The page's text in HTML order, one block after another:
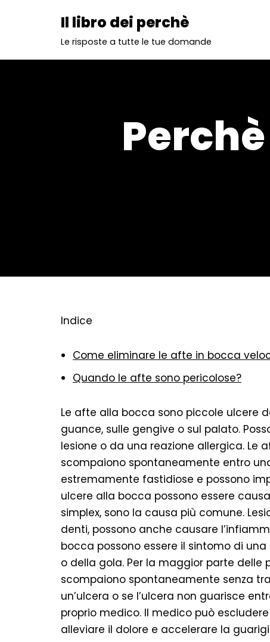
Il libro dei perchè
Le risposte a tutte le tue domande
Indice
Come eliminare le afte in bocca
Quando le afte sono pericolose?
Le afte alla bocca sono piccole ulcere
guance, sulle gengive o sul palato.
lesione o da una reazione allergica.
scompaiono spontaneamente entro
estremamente fastidiose e possono
ulcere alla bocca possono essere
simplex, sono la causa più comune.
denti, possono anche causare
bocca possono essere il sintomo di
o della gola. Per la maggior parte delle
scompaiono spontaneamente senza
un’ulcera o se l’ulcera non guarisce
proprio medico. Il medico può
alleviare il dolore e accelerare la